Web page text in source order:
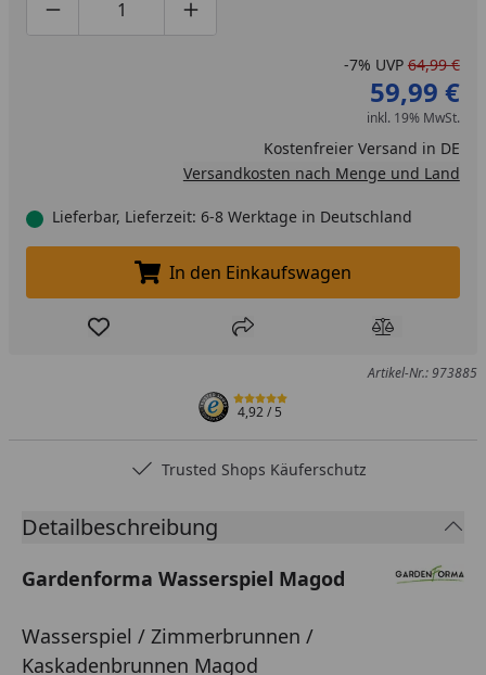
Produktmenge um eins verringern
Produktmenge manuell eingeben
Produktmenge um eins erhöhen
-7% UVP 64,99 €
59,99 €
inkl. 19% MwSt.
Kostenfreier Versand in DE
Versandkosten nach Menge und Land
Lieferbar, Lieferzeit: 6-8 Werktage in Deutschland
In den Einkaufswagen legen
In den Einkaufswagen
Produkt zur Wunschliste hinzufügen
Teilen Produkt
Artikel-Nr.: 973885
4,92/ 5
Trusted Shops Käuferschutz
Detailbeschreibung
Gardenforma Wasserspiel Magod
Wasserspiel / Zimmerbrunnen /
Kaskadenbrunnen Magod